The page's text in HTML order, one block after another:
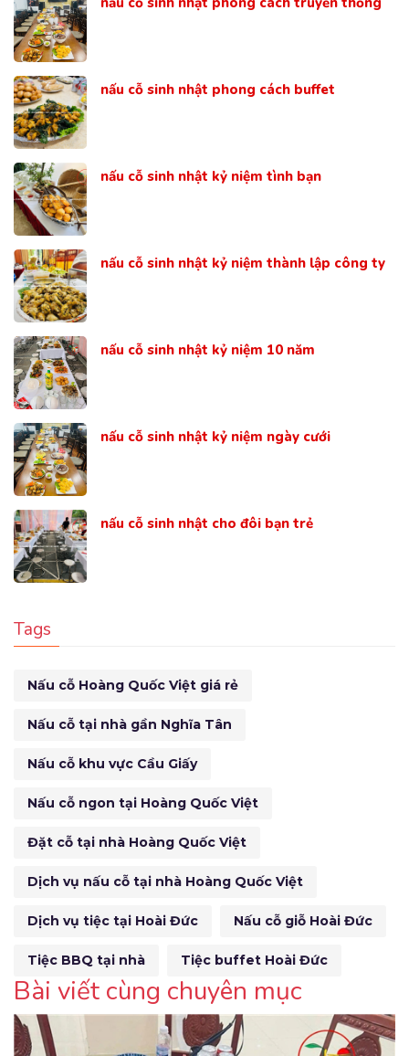
nấu cỗ sinh nhật phong cách buffet
nấu cỗ sinh nhật kỷ niệm tình bạn
nấu cỗ sinh nhật kỷ niệm thành lập công ty
nấu cỗ sinh nhật kỷ niệm 10 năm
nấu cỗ sinh nhật kỷ niệm ngày cưới
nấu cỗ sinh nhật cho đôi bạn trẻ
Tags
Nấu cỗ Hoàng Quốc Việt giá rẻ
Nấu cỗ tại nhà gần Nghĩa Tân
Nấu cỗ khu vực Cầu Giấy
Nấu cỗ ngon tại Hoàng Quốc Việt
Đặt cỗ tại nhà Hoàng Quốc Việt
Dịch vụ nấu cỗ tại nhà Hoàng Quốc Việt
Dịch vụ tiệc tại Hoài Đức Nấu cỗ giỗ Hoài Đức
Tiệc BBQ tại nhà Tiệc buffet Hoài Đức
Bài viết cùng chuyên mục